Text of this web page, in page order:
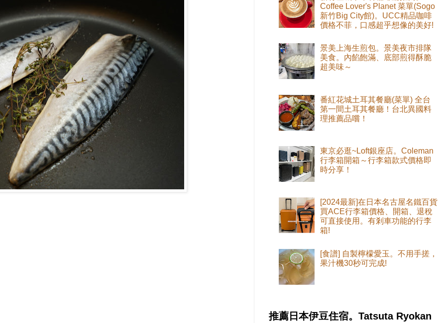
Coffee Lover's Planet 菜單(Sogo
新竹Big City館)。UCC精品咖啡
價格不菲，口感超乎想像的美好!
景美上海生煎包。景美夜市排隊
美食。內餡飽滿、底部煎得酥脆
超美味～
番紅花城土耳其餐廳(菜單) 全台
第一間土耳其餐廳！台北異國料
理推薦品嚐！
東京必逛~Loft銀座店。Coleman
行李箱開箱～行李箱款式價格即
時分享！
[2024最新]在日本名古屋名鐵百貨
買ACE行李箱價格、開箱、退稅
可直接使用。有剎車功能的行李
箱!
[食譜] 自製檸檬愛玉。不用手搓，
果汁機30秒可完成!
推薦日本伊豆住宿。Tatsuta Ryokan